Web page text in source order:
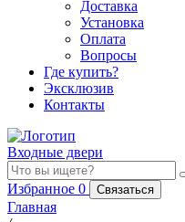
Доставка
Установка
Оплата
Вопросы
Где купить?
Эксклюзив
Контакты
Входные двери
Избранное 0 Связаться
Главная